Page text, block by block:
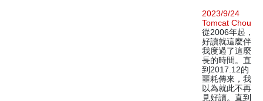
2023/9/24
Tomcat Chou
從2006年起，
好讀就這麼伴
我度過了這麼
長的時間。直
到2017.12的
噩耗傳來，我
以為就此不再
見好讀。直到